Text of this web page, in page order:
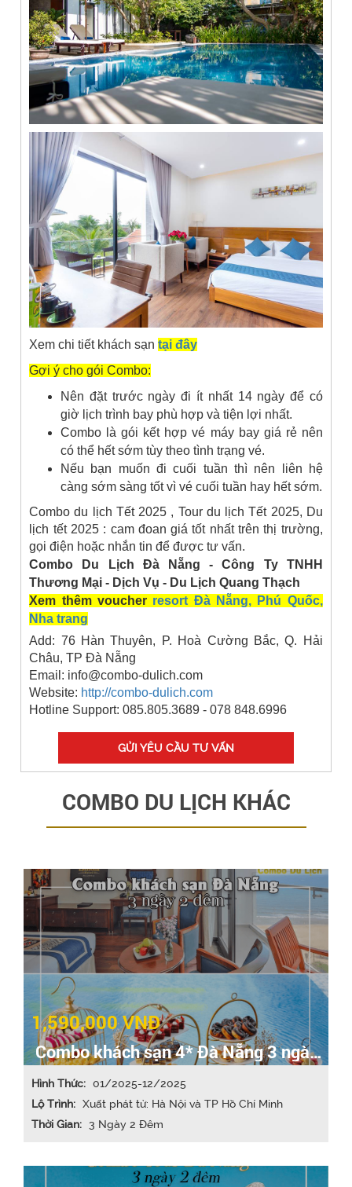
Xem chi tiết khách sạntại đây
Gợi ý cho gói Combo:
Nên đặt trước ngày đi ít nhất 14 ngày để có
giờ lịch trình bay phù hợp và tiện lợi nhất.
Combo là gói kết hợp vé máy bay giá rẻ nên
có thể hết sớm tùy theo tình trạng vé.
Nếu bạn muốn đi cuối tuần thì nên liên hệ
càng sớm sàng tốt vì vé cuối tuần hay hết sớm.
Combo du lịch Tết 2025 , Tour du lịch Tết 2025, Du
lịch tết 2025 : cam đoan giá tốt nhất trên thị trường,
gọi điện hoặc nhắn tin để được tư vấn.
Combo Du Lịch Đà Nẵng - Công Ty TNHH
Thương Mại - Dịch Vụ - Du Lịch Quang Thạch
Xem thêm voucher resort Đà Nẵng, Phú Quốc,
Nha trang
Add: 76 Hàn Thuyên, P. Hoà Cường Bắc, Q. Hải
Châu, TP Đà Nẵng
Email: info@combo-dulich.com
Website: http://combo-dulich.com
Hotline Support: 085.805.3689 - 078 848.6996
GỬI YÊU CẦU TƯ VẤN
COMBO DU LỊCH KHÁC
1,590,000 VNĐ
Combo khách sạn 4* Đà Nẵng 3 ngày
2 đêm
Hình Thức: 01/2025-12/2025
Lộ Trình: Xuất phát từ: Hà Nội và TP Hồ Chí Minh
Thời Gian: 3 Ngày 2 Đêm